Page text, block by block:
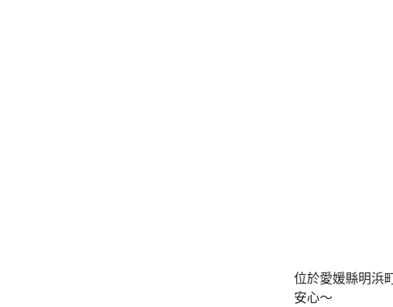
位於愛媛縣明浜
安心～